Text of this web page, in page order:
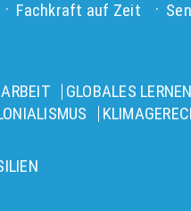
Fachkraft auf Zeit
GLOBALES